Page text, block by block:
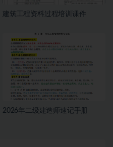
建筑工程资料过程培训课件
2026年二级建造师速记手册